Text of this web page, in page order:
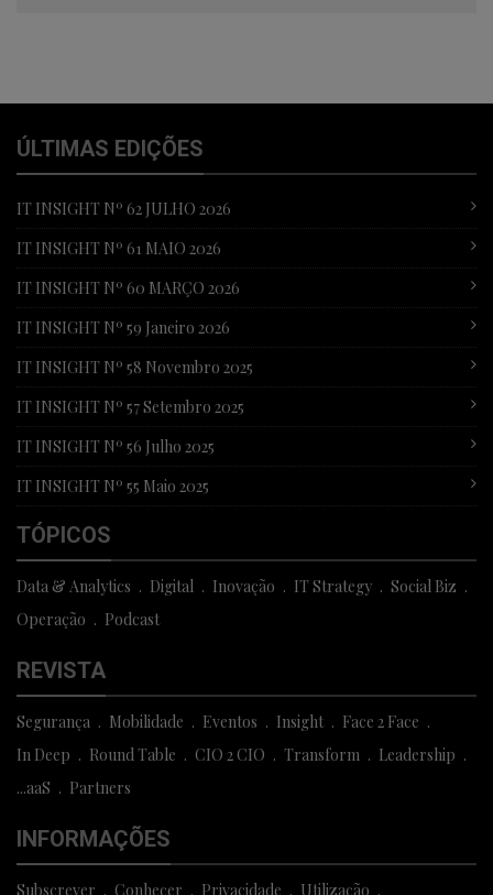
ÚLTIMAS EDIÇÕES
IT INSIGHT Nº 62 JULHO 2026
IT INSIGHT Nº 61 MAIO 2026
IT INSIGHT Nº 60 MARÇO 2026
IT INSIGHT Nº 59 Janeiro 2026
IT INSIGHT Nº 58 Novembro 2025
IT INSIGHT Nº 57 Setembro 2025
IT INSIGHT Nº 56 Julho 2025
IT INSIGHT Nº 55 Maio 2025
TÓPICOS
Data & Analytics Digital Inovação IT Strategy
Social Biz
Operação
Podcast
REVISTA
Segurança Mobilidade Eventos Insight
Face 2 Face
In Deep
Round Table CIO 2 CIO Transform
Leadership
...aaS
Partners
INFORMAÇÕES
Subscrever Conhecer Privacidade Utilização